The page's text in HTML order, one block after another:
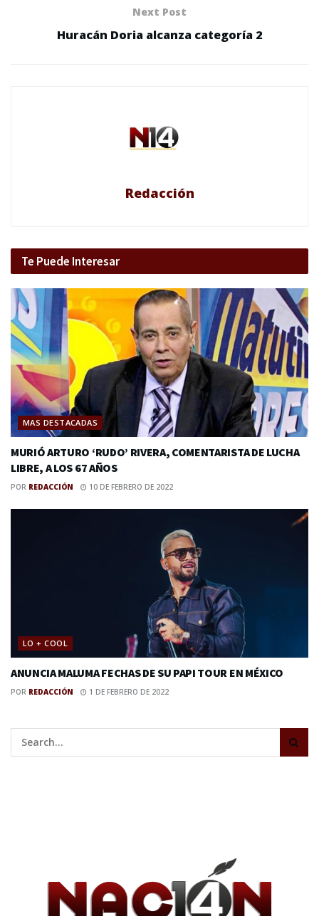
Next Post
Huracán Doria alcanza categoría 2
Redacción
Te Puede Interesar
MAS DESTACADAS
MURIÓ ARTURO ‘RUDO’ RIVERA, COMENTARISTA DE LUCHA
LIBRE, A LOS 67 AÑOS
POR REDACCIÓN 10 DE FEBRERO DE 2022
LO + COOL
ANUNCIA MALUMA FECHAS DE SU PAPI TOUR EN MÉXICO
POR REDACCIÓN 1 DE FEBRERO DE 2022